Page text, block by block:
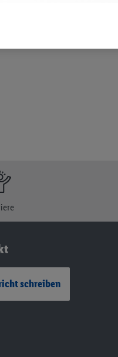
Verkauf ohne
schreiben